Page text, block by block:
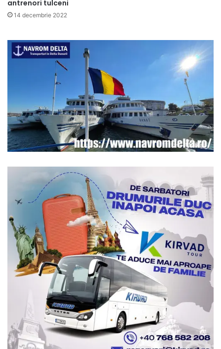
antrenori tulceni
14 decembrie 2022